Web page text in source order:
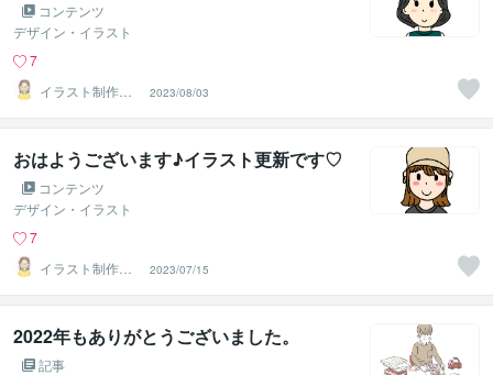
コンテンツ
デザイン・イラスト
7
イラスト制作所
はれ
2023/08/03
おはようございます♪イラスト更新です♡
コンテンツ
デザイン・イラスト
7
イラスト制作所
はれ
2023/07/15
2022年もありがとうございました。
記事